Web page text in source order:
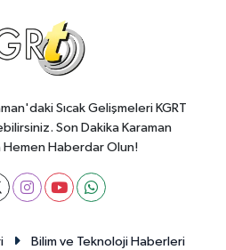
Sıcak Gelişmeleri KGRT
Son Dakika Karaman
Haberdar Olun!
Bilim ve Teknoloji Haberleri